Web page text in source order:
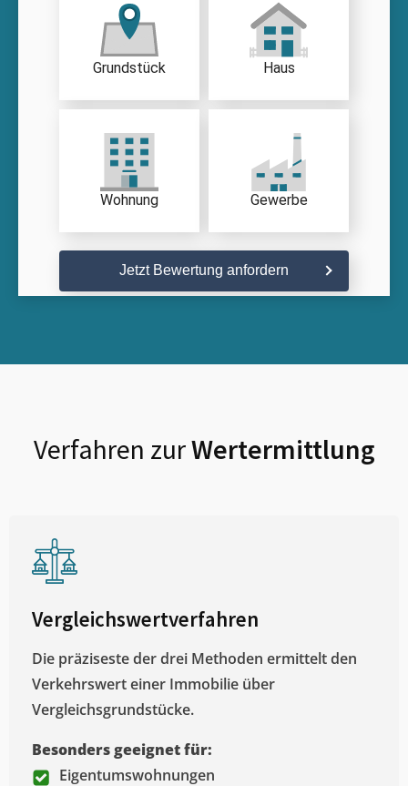
Grundstück Haus
Wohnung Gewerbe
Jetzt Bewertung anfordern
Verfahren zurWertermittlung
Vergleichswertverfahren
Die präziseste der drei Methoden ermittelt den
Verkehrswert einer Immobilie über
Vergleichsgrundstücke.
Besonders geeignet für:
Eigentumswohnungen